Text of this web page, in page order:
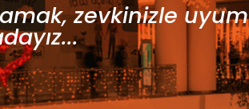
zevkinizle uyum